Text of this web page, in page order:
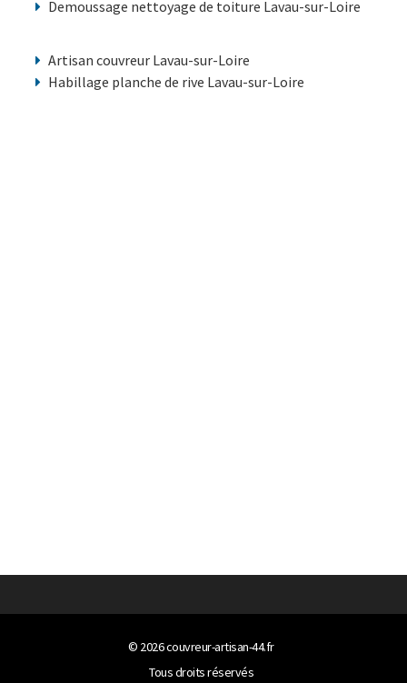
Demoussage nettoyage de toiture Lavau-sur-Loire
Artisan couvreur Lavau-sur-Loire
Habillage planche de rive Lavau-sur-Loire
© 2026couvreur-artisan-44.fr
Tous droits réservés